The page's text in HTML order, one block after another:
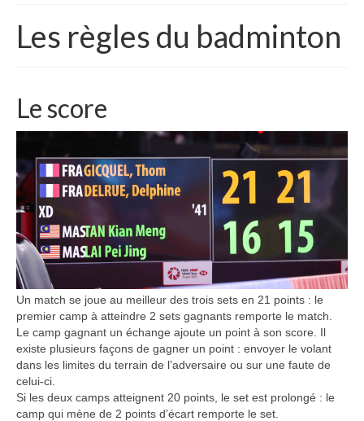
Le badminton
S’inscrire
Tutoriels
Compétitions
Nos événements
Espace Adhérents
Les règles du badminton
Le score
Un match se joue au meilleur des trois sets en 21 points : le
premier camp à atteindre 2 sets gagnants remporte le match.
Le camp gagnant un échange ajoute un point à son score. Il
existe plusieurs façons de gagner un point : envoyer le volant
dans les limites du terrain de l’adversaire ou sur une faute de
celui-ci.
Si les deux camps atteignent 20 points, le set est prolongé : le
camp qui mène de 2 points d’écart remporte le set.